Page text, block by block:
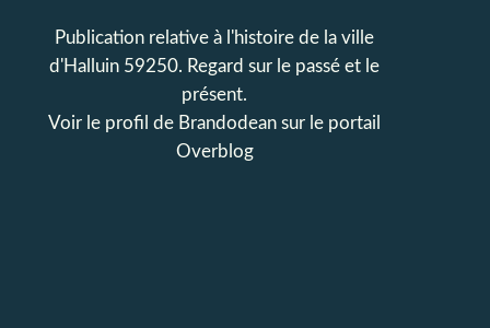
Publication relative à l'histoire de la ville
d'Halluin 59250. Regard sur le passé et le
présent.
Voir le profil de Brandodean sur le portail
Overblog